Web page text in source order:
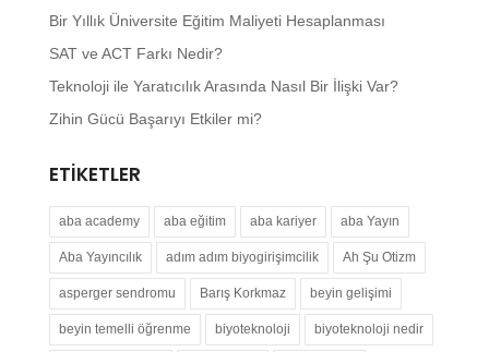
Bir Yıllık Üniversite Eğitim Maliyeti Hesaplanması
SAT ve ACT Farkı Nedir?
Teknoloji ile Yaratıcılık Arasında Nasıl Bir İlişki Var?
Zihin Gücü Başarıyı Etkiler mi?
ETIKETLER
aba academy aba eğitim aba kariyer aba Yayın
Aba Yayıncılık adım adım biyogirişimcilik Ah Şu Otizm
asperger sendromu Barış Korkmaz beyin gelişimi
beyin temelli öğrenme biyoteknoloji biyoteknoloji nedir